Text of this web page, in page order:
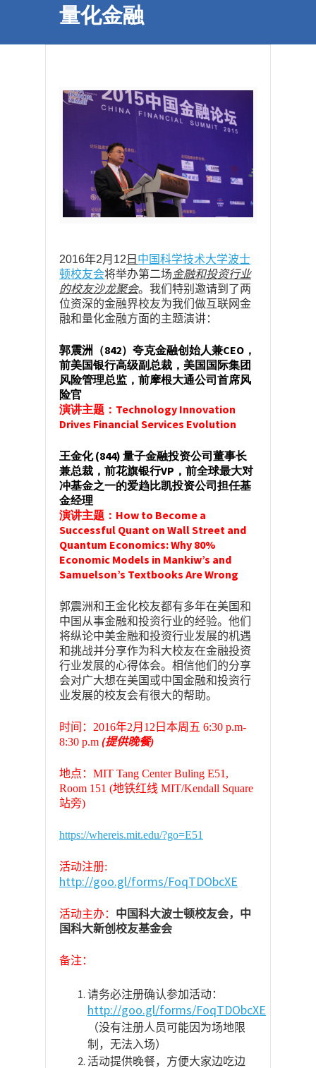
量化金融
2016年2月 12 日 中国科学技术大学波士
顿校友会将举办第二场金融和投资行业
的校友沙龙聚会。我们特别邀请到了两
位资深的金融界校友为我们做互联网金
融和量化金融方面的主题演讲：
郭震洲（842）夸克金融创始人兼CEO，
前美国银行高级副总裁，美国国际集团
风险管理总监，前摩根大通公司首席风
险官
演讲主题：Technology Innovation
Drives Financial Services Evolution
王金化 (844) 量子金融投资公司董事长
兼总裁，前花旗银行VP，前全球最大对
冲基金之一的爱趋比凯投资公司担任基
金经理
演讲主题：How to Become a
Successful Quant on Wall Street and
Quantum Economics: Why 80%
Economic Models in Mankiw’s and
Samuelson’s Textbooks Are Wrong
郭震洲和王金化校友都有多年在美国和
中国从事金融和投资行业的经验。他们
将纵论中美金融和投资行业发展的机遇
和挑战并分享作为科大校友在金融投资
行业发展的心得体会。相信他们的分享
会对广大想在美国或中国金融和投资行
业发展的校友会有很大的帮助。
时间： 2016年2月 12 日本周五 6:30 p.m-
8:30 p.m (提供晚餐)
地点： MIT Tang Center Buling E51,
Room 151 (地铁红线 MIT/Kendall Square
站旁)
https://whereis.mit.edu/?go=E51
活动注册:
http://goo.gl/forms/FoqTDObcXE
活动主办： 中国科大波士顿校友会，中
国科大新创校友基金会
备注：
请务必注册确认参加活动：
http://goo.gl/forms/FoqTDObcXE
（没有注册人员可能因为场地限
制，无法入场）
活动提供晚餐，方便大家边吃边